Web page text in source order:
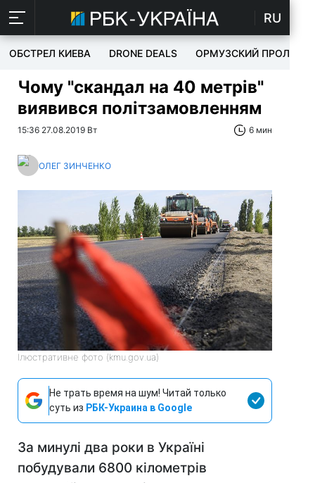
RU
ОБСТРЕЛ КИЕВА DRONE DEALS ОРМУЗСКИЙ ПРОЛИВ
Чому "скандал на 40 метрів"
виявився політзамовленням
15:36 27.08.2019 Вт 6 мин
ОЛЕГ ЗИНЧЕНКО
Ілюстративне фото (kmu.gov.ua)
Не трать время на шум! Читай только
суть из РБК-Украина в Google
За минулі два роки в Україні
побудували 6800 кілометрів